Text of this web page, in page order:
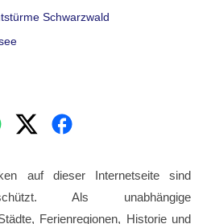
Schwarzwald
auf dieser Internetseite sind
Als unabhängige
Ferienregionen, Historie und